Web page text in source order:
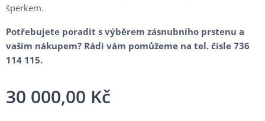
šperkem.
Potřebujete poradit s výběrem zásnubního prstenu a
vaším nákupem? Rádi vám pomůžeme na tel. čísle 736
114 115.
30 000,00 Kč